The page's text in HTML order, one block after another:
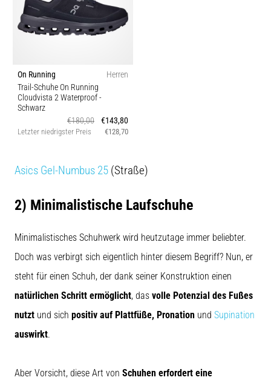
On Running
Herren
Trail-Schuhe On Running
Cloudvista 2 Waterproof-
Schwarz
€180,00
€143,80
Letzter niedrigster Preis €128,70
Asics Gel-Numbus 25 (Straße)
2) Minimalistische Laufschuhe
Minimalistisches Schuhwerk wird heutzutage immer beliebter.
Doch was verbirgt sich eigentlich hinter diesem Begriff? Nun, er
steht für einen Schuh, der dank seiner Konstruktion einen
natürlichen Schritt ermöglicht, das volle Potenzial des Fußes
nutzt und sich positiv auf Plattfüße, Pronation und Supination
auswirkt.
Aber Vorsicht, diese Art von Schuhen erfordert eine